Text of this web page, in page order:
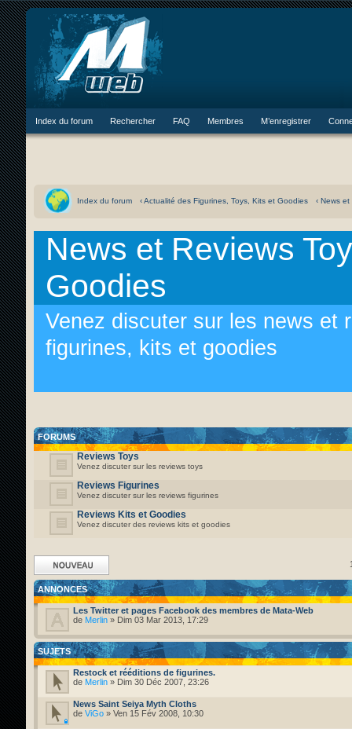
Index du forum Rechercher FAQ Membres M’enregistrer
Index du forum ‹ Actualité des Figurines, Toys, Kits et Goodies ‹ News
News et Reviews
Goodies
Venez discuter sur les news et
figurines, kits et goodies
FORUMS
Reviews Toys
Venez discuter sur les reviews toys
Reviews Figurines
Venez discuter sur les reviews figurines
Reviews Kits et Goodies
Venez discuter des reviews kits et goodies
Ecrire un nouveau
ANNONCES
Les Twitter et pages Facebook des membres de Mata-Web
de Merlin » Dim 03 Mar 2013, 17:29
SUJETS
Restock et rééditions de figurines.
de Merlin » Dim 30 Déc 2007, 23:26
News Saint Seiya Myth Cloths
de ViGo » Ven 15 Fév 2008, 10:30